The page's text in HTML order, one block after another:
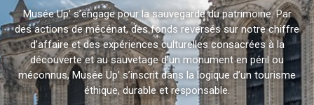
Musée Up’ s’engage pour la sauvegarde du patrimoine. Par
des actions de mécénat, des fonds reversés sur notre chiffre
d’affaire et des expériences culturelles consacrées à la
découverte et au sauvetage d’un monument en péril ou
méconnus, Musée Up’ s’inscrit dans la logique d’un tourisme
éthique, durable et responsable.